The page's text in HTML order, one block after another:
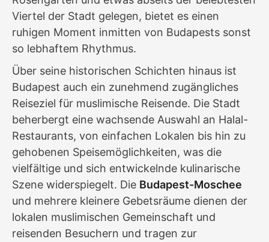
Viertel der Stadt gelegen, bietet es einen
ruhigen Moment inmitten von Budapests sonst
so lebhaftem Rhythmus.
Über seine historischen Schichten hinaus ist
Budapest auch ein zunehmend zugängliches
Reiseziel für muslimische Reisende. Die Stadt
beherbergt eine wachsende Auswahl an Halal-
Restaurants, von einfachen Lokalen bis hin zu
gehobenen Speisemöglichkeiten, was die
vielfältige und sich entwickelnde kulinarische
Szene widerspiegelt. Die Budapest-Moschee
und mehrere kleinere Gebetsräume dienen der
lokalen muslimischen Gemeinschaft und
reisenden Besuchern und tragen zur